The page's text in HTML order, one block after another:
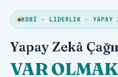
KOBİ · LIDERLIK · YAPAY
Yapay Zekâ
VAR